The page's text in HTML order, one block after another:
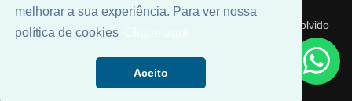
melhorar a sua experiência. Para ver nossa
política de cookies
Aceito
© 2026 | BM Class Florianópolis | CRECI: 4919J | Desenvolvido